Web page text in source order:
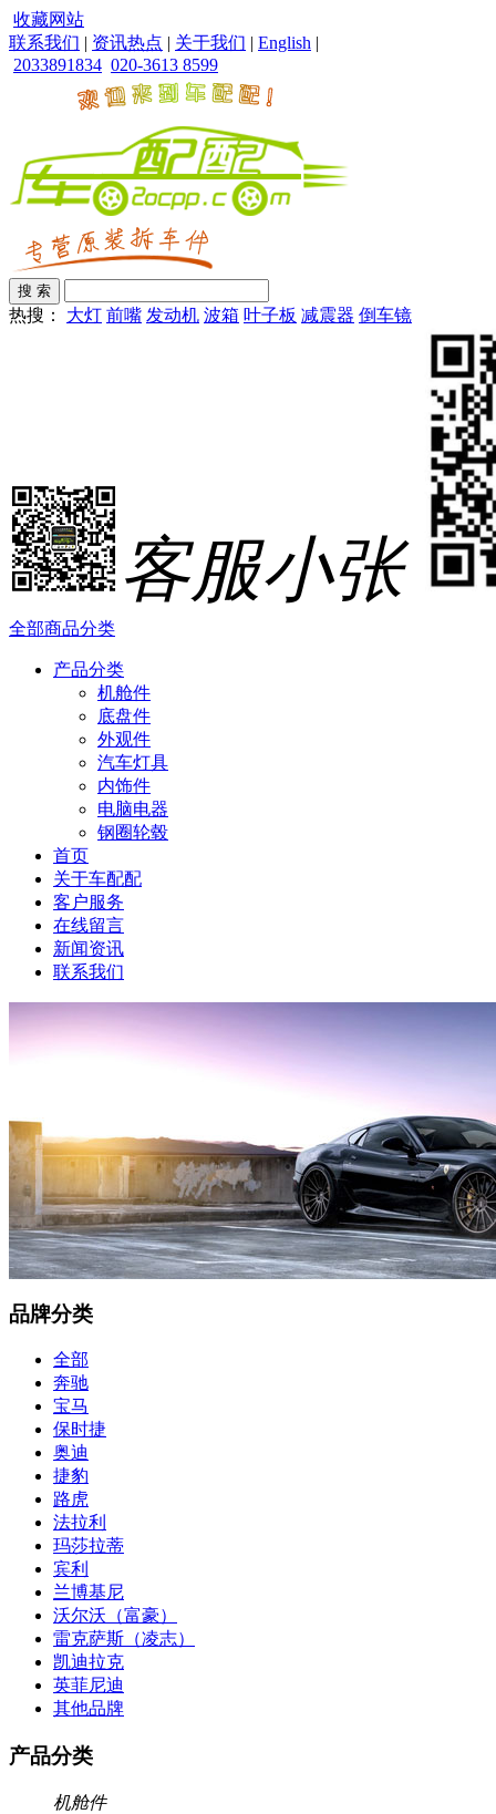
收藏网站
联系我们 | 资讯热点 | 关于我们 | English |
2033891834 020-3613 8599
热搜： 大灯 前嘴 发动机 波箱 叶子板 减震器 倒车镜
客服小张
全部商品分类
产品分类
机舱件
底盘件
外观件
汽车灯具
内饰件
电脑电器
钢圈轮毂
首页
关于车配配
客户服务
在线留言
新闻资讯
联系我们
品牌分类
全部
奔驰
宝马
保时捷
奥迪
捷豹
路虎
法拉利
玛莎拉蒂
宾利
兰博基尼
沃尔沃（富豪）
雷克萨斯（凌志）
凯迪拉克
英菲尼迪
其他品牌
产品分类
机舱件